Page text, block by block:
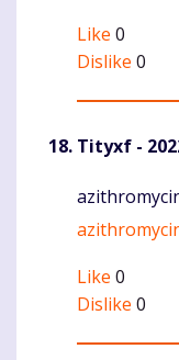
Like 0
Dislike 0
Tityxf -
Komentaras
Like 0
Dislike 0